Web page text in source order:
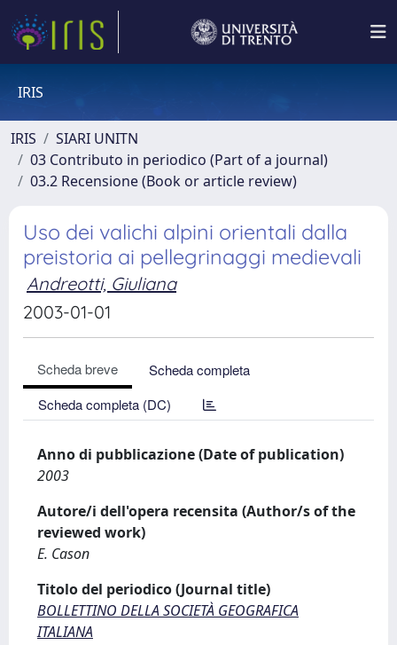
IRIS
IRIS
SIARI UNITN
03 Contributo in periodico (Part of a journal)
03.2 Recensione (Book or article review)
Uso dei valichi alpini orientali dalla
preistoria ai pellegrinaggi medievali
Andreotti, Giuliana
2003-01-01
Scheda breve
Scheda completa
Scheda completa (DC)
Anno di pubblicazione (Date of publication)
2003
Autore/i dell'opera recensita (Author/s of the
reviewed work)
E. Cason
Titolo del periodico (Journal title)
BOLLETTINO DELLA SOCIETÀ GEOGRAFICA
ITALIANA